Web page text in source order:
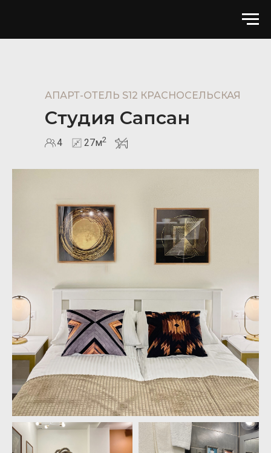
27м2
4
Студия Сапсан
АПАРТ-ОТЕЛЬ S12 КРАСНОСЕЛЬСКАЯ